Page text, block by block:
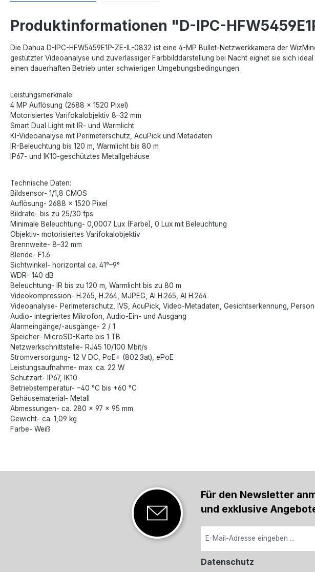
Produktinformationen "D-IPC-
Die Dahua D-IPC-HFW5459E1P-ZE-IL-0832 ist eine 4-MP Bullet-Netzwerkkamera der
gestützter Videoanalyse und zuverlässiger Farbbilddarstellung bei Nacht eignet sie sich
einen dauerhaften Betrieb unter schwierigen Umgebungsbedingungen.
Leistungsmerkmale:
4 MP Auflösung (2688 × 1520 Pixel)
Motorisiertes Varifokalobjektiv 8–32 mm
Smart Dual Light mit IR- und Warmlicht
KI-Videoanalyse mit Perimeterschutz, AcuPick und Metadaten
IR-Beleuchtung bis 120 m, Warmlicht bis 80 m
IP67- und IK10-geschütztes Metallgehäuse
Technische Daten:
Bildsensor- 1/1,8 CMOS
Auflösung- 2688 × 1520 Pixel
Bildrate- bis zu 25/30 fps
Minimale Beleuchtung- 0,0007 Lux (Farbe), 0 Lux mit Beleuchtung
Objektiv- motorisiertes Varifokalobjektiv
Brennweite- 8–32 mm
Blende- F1.6
Sichtwinkel- horizontal ca. 41°–9°
WDR- 140 dB
Beleuchtung- IR bis zu 120 m, Warmlicht bis zu 80 m
Videokompression- H.265, H.264, MJPEG, AI H.265, AI H.264
Videoanalyse- Perimeterschutz, IVS, AcuPick, Video-Metadaten, Gesichtserkennung,
Audio- integriertes Mikrofon, Audio-Ein- und Ausgang
Alarmeingänge/-ausgänge- 2 / 1
Speicher- MicroSD-Karte bis 1 TB
Netzwerkschnittstelle- RJ45 10/100 Mbit/s
Stromversorgung- 12 V DC, PoE+ (802.3at), ePoE
Leistungsaufnahme- max. ca. 22 W
Schutzart- IP67, IK10
Betriebstemperatur- −40 °C bis +60 °C
Gehäusematerial- Metall
Abmessungen- ca. 280 × 97 × 95 mm
Gewicht- ca. 1,09 kg
Farbe- Weiß
Für den Newsletter
und exklusive
Datenschutz